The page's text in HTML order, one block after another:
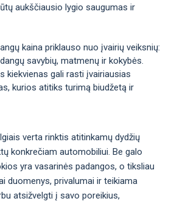
aukščiausio lygio saugumas ir
kaina priklauso nuo įvairių veiksnių:
savybių, matmenų ir kokybės.
kiekvienas gali rasti įvairiausias
kurios atitiks turimą biudžetą ir
verta rinktis atitinkamų dydžių
konkrečiam automobiliui. Be galo
yra vasarinės padangos, o tiksliau
duomenys, privalumai ir teikiama
atsižvelgti į savo poreikius,